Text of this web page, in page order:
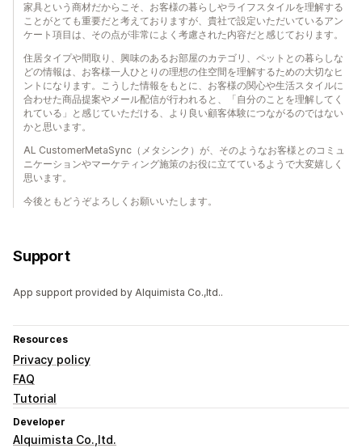
家具という商材だからこそ、お客様の暮らしやライフスタイルを理解する
ことがとても重要だと考えておりますが、貴社で設定いただいているアン
ケート項目は、その点が非常によく考慮された内容だと感じております。
住居タイプや間取り、興味のあるお部屋のカテゴリ、ペットとの暮らしな
どの情報は、お客様一人ひとりの理想の住空間を理解するための大切なヒ
ントになります。こうした情報をもとに、お客様の関心や生活スタイルに
合わせた商品提案やメール配信が行われると、「自分のことを理解してく
れている」と感じていただける、より良い顧客体験につながるのではない
かと思います。
AL CustomerMetaSync（メタシンク）が、そのようなお客様とのコミュ
ニケーションやマーケティング施策のお役に立てているようで大変嬉しく
思います。
今後ともどうぞよろしくお願いいたします。
Support
App support provided by Alquimista Co.,ltd..
Resources
Privacy policy
FAQ
Tutorial
Developer
Alquimista Co.,ltd.